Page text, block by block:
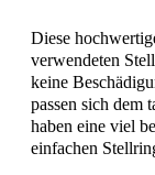
Diese
verwendeten
keine
passen sich dem
haben eine viel
einfachen